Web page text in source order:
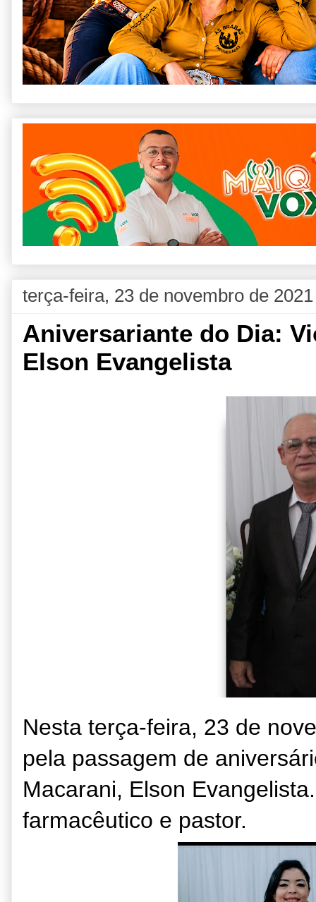
terça-feira, 23 de novembro de 2021
Aniversariante do Dia:
Elson Evangelista
Nesta terça-feira, 23 de
pela passagem de
Macarani, Elson
farmacêutico e pastor.